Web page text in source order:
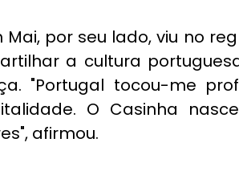
Mai, por seu lado, viu no
a cultura
"Portugal tocou-me
O Casinha
afirmou.